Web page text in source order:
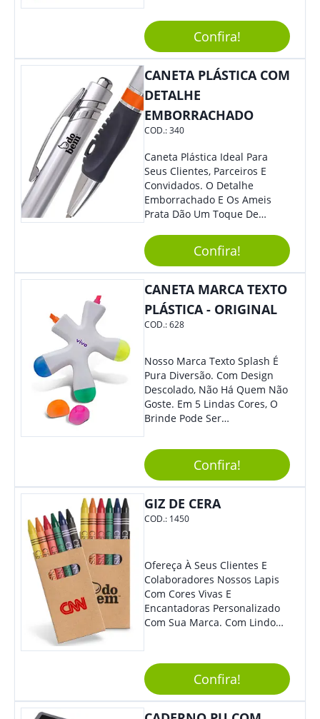
Reuniões Corporativas Ou Até
Mesmo Para Presentear
Colaboradores.
Confira!
CANETA PLÁSTICA COM
DETALHE
EMBORRACHADO
COD.:340
Caneta Plástica Ideal Para
Seus Clientes, Parceiros E
Convidados. O Detalhe
Emborrachado E Os Ameis
Prata Dão Um Toque De
Acionamento Por Clique.
Confira!
CANETA MARCA TEXTO
PLÁSTICA - ORIGINAL
COD.:628
Nosso Marca Texto Splash É
Pura Diversão. Com Design
Descolado, Não Há Quem Não
Goste. Em 5 Lindas Cores, O
Brinde Pode Ser
Marca, Demais, Não É? Não
Perca Essa Chance E Ofereça
A Seus Clientes E
Colaboradores.
Confira!
GIZ DE CERA
COD.: 1450
Ofereça À Seus Clientes E
Colaboradores Nossos Lapis
Com Cores Vivas E
Encantadoras Personalizado
Com Sua Marca. Com Lindo
Perfeito, Não É?!
Confira!